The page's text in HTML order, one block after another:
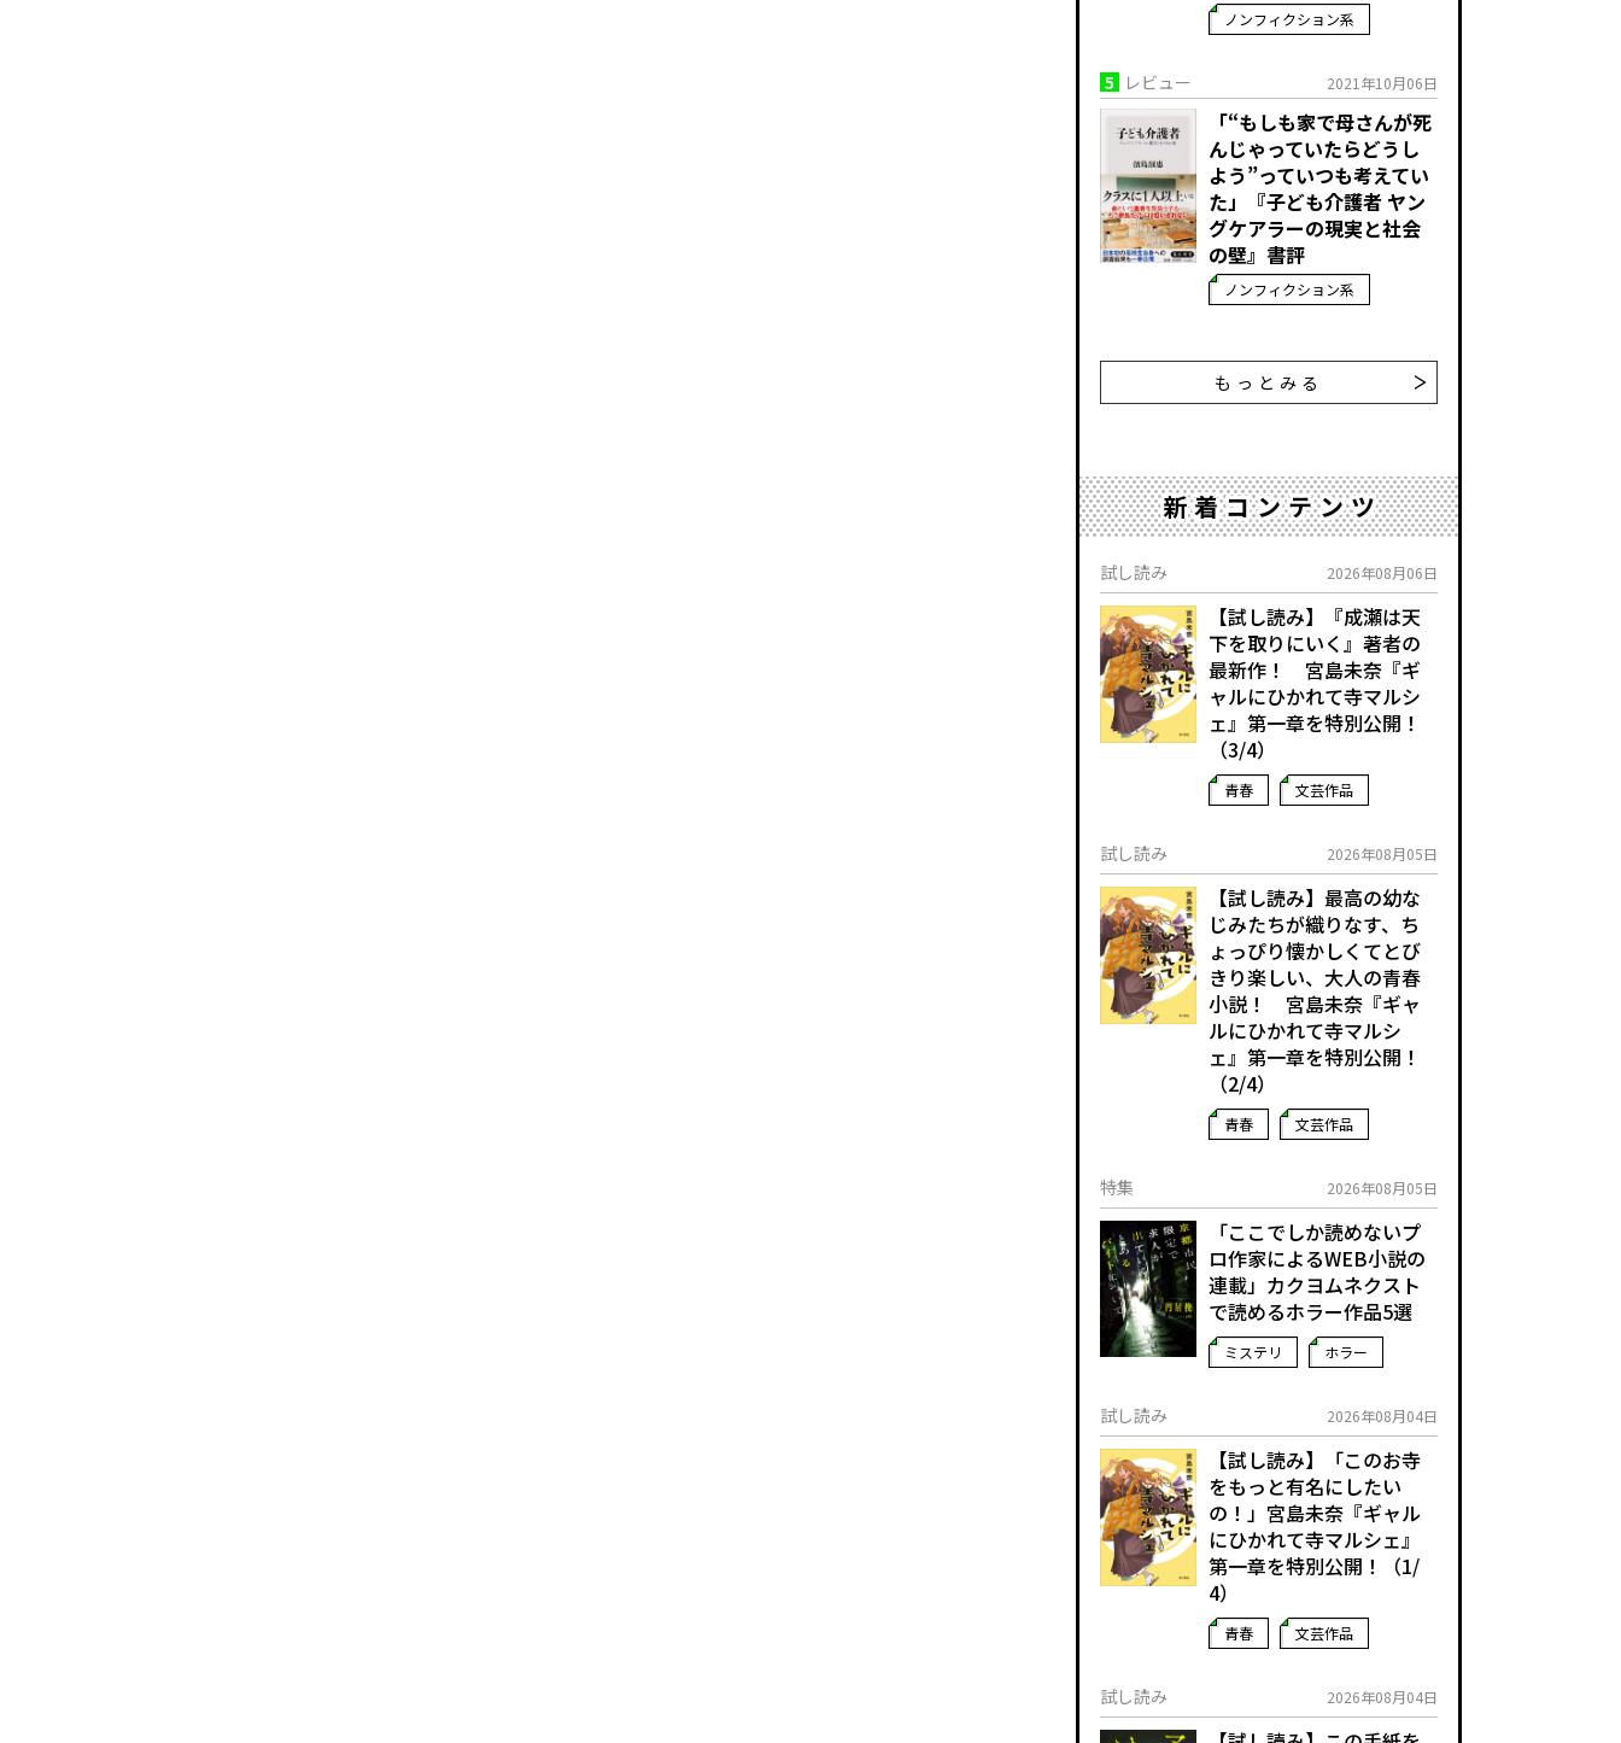
ノンフィクション系
5 レビュー 2021年10月06日
「“もしも家で母さんが死
んじゃっていたらどうし
よう”っていつも考えてい
た」――『子ども介護者 ヤン
グケアラーの現実と社会
の壁』書評
ノンフィクション系
もっとみる
新着コンテンツ
試し読み 2026年08月06日
【試し読み】『成瀬は天
下を取りにいく』著者の
最新作！ 宮島未奈『ギ
ャルにひかれて寺マルシ
ェ』第一章を特別公開！
（3/4）
青春 文芸作品
試し読み 2026年08月05日
【試し読み】最高の幼な
じみたちが織りなす、ち
ょっぴり懐かしくてとび
きり楽しい、大人の青春
小説！ 宮島未奈『ギャ
ルにひかれて寺マルシ
ェ』第一章を特別公開！
（2/4）
青春 文芸作品
特集 2026年08月05日
「ここでしか読めないプ
ロ作家によるWEB小説の
連載」――カクヨムネクスト
で読めるホラー作品5選
ミステリ ホラー
試し読み 2026年08月04日
【試し読み】「このお寺
をもっと有名にしたい
の！」宮島未奈『ギャル
にひかれて寺マルシェ』
第一章を特別公開！（1/
4）
青春 文芸作品
試し読み 2026年08月04日